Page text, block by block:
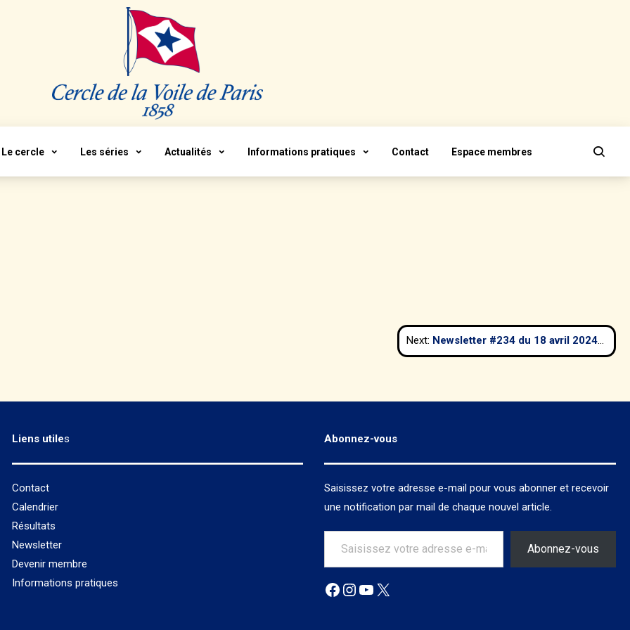
Le cercle Les séries Actualités Informations pratiques Contact Espace membres
Next: Newsletter #234 du 18 avril 2024
Liens utiles
Contact
Calendrier
Résultats
Newsletter
Devenir membre
Informations pratiques
Abonnez-vous
Saisissez votre adresse e-mail pour vous abonner et recevoir
une notification par mail de chaque nouvel article.
Saisissez votre adresse e-mail…
Abonnez-vous
Facebook
Instagram
YouTube
X